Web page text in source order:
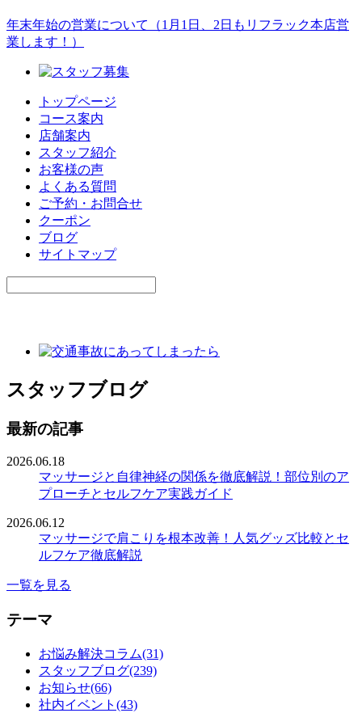
年末年始の営業について（1月1日、2日もリフラック本店営
業します！）
トップページ
コース案内
店舗案内
スタッフ紹介
お客様の声
よくある質問
ご予約・お問合せ
クーポン
ブログ
サイトマップ
スタッフブログ
最新の記事
2026.06.18
マッサージと自律神経の関係を徹底解説！部位別のア
プローチとセルフケア実践ガイド
2026.06.12
マッサージで肩こりを根本改善！人気グッズ比較とセ
ルフケア徹底解説
一覧を見る
テーマ
お悩み解決コラム(31)
スタッフブログ(239)
お知らせ(66)
社内イベント(43)